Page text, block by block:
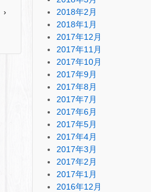
›
2018年2月
2018年1月
2017年12月
2017年11月
2017年10月
2017年9月
2017年8月
2017年7月
2017年6月
2017年5月
2017年4月
2017年3月
2017年2月
2017年1月
2016年12月